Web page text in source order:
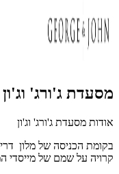
מסעדת ג'ורג' וג'ון
אודות מסעדת ג'ורג' וג'ון
בקומת הכניסה של מלון
קרויה על שמם של מייסדי